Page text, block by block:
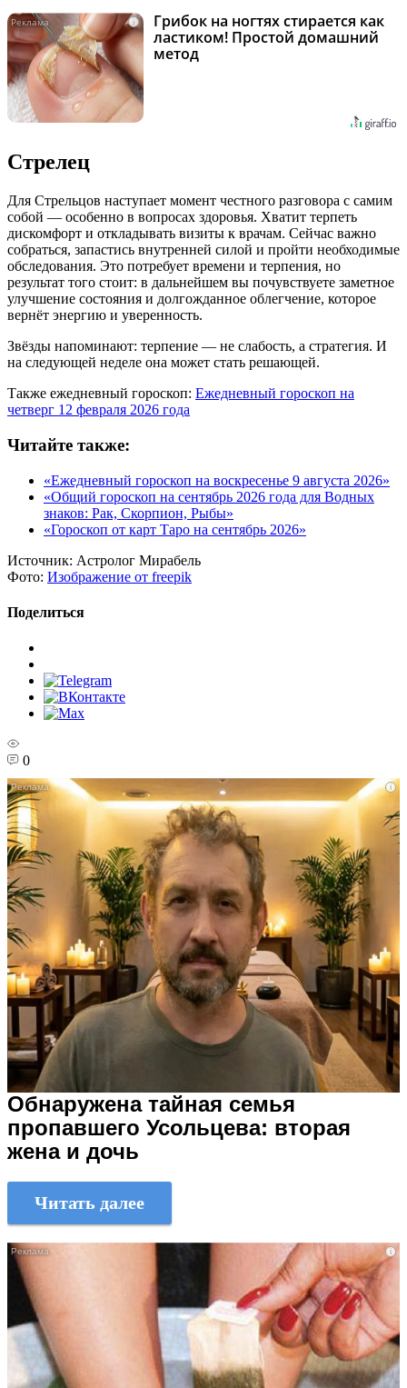
i
Грибок на ногтях стирается как
ластиком! Простой домашний
метод
Стрелец
Для Стрельцов наступает момент честного разговора с самим
собой — особенно в вопросах здоровья. Хватит терпеть
дискомфорт и откладывать визиты к врачам. Сейчас важно
собраться, запастись внутренней силой и пройти необходимые
обследования. Это потребует времени и терпения, но
результат того стоит: в дальнейшем вы почувствуете заметное
улучшение состояния и долгожданное облегчение, которое
вернёт энергию и уверенность.
Звёзды напоминают: терпение — не слабость, а стратегия. И
на следующей неделе она может стать решающей.
Также ежедневный гороскоп: Ежедневный гороскоп на
четверг 12 февраля 2026 года
Читайте также:
«Ежедневный гороскоп на воскресенье 9 августа 2026»
«Общий гороскоп на сентябрь 2026 года для Водных
знаков: Рак, Скорпион, Рыбы»
«Гороскоп от карт Таро на сентябрь 2026»
Источник: Астролог Мирабель
Фото: Изображение от freepik
Поделиться
0
i
Обнаружена тайная семья
пропавшего Усольцева: вторая
жена и дочь
Читать далее
i